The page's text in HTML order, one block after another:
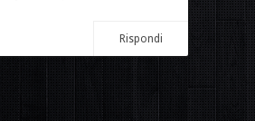
Rispondi